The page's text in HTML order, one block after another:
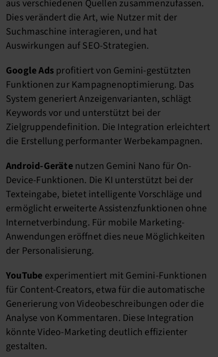
aus verschiedenen Quellen zusammenzufassen.
Dies verändert die Art, wie Nutzer mit der
Suchmaschine interagieren, und hat
Auswirkungen auf SEO-Strategien.
Google Ads profitiert von Gemini-gestützten
Funktionen zur Kampagnenoptimierung. Das
System generiert Anzeigenvarianten, schlägt
Keywords vor und unterstützt bei der
Zielgruppendefinition. Die Integration erleichtert
die Erstellung performanter Werbekampagnen.
Android-Gerätenutzen Gemini Nano für On-
Device-Funktionen. Die KI unterstützt bei der
Texteingabe, bietet intelligente Vorschläge und
ermöglicht erweiterte Assistenzfunktionen ohne
Internetverbindung. Für mobile Marketing-
Anwendungen eröffnet dies neue Möglichkeiten
der Personalisierung.
YouTube experimentiert mit Gemini-Funktionen
für Content-Creators, etwa für die automatische
Generierung von Videobeschreibungen oder die
Analyse von Kommentaren. Diese Integration
könnte Video-Marketing deutlich effizienter
gestalten.